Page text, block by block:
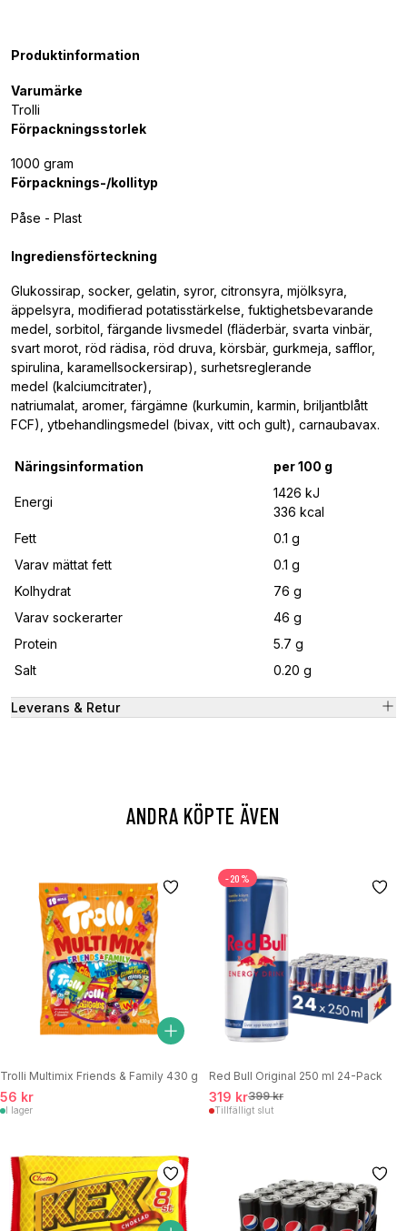
Produktinformation
Varumärke
Trolli
Förpackningsstorlek
1000 gram
Förpacknings-/kollityp
Påse - Plast
Ingrediensförteckning
Glukossirap, socker, gelatin, syror, citronsyra, mjölksyra,
äppelsyra, modifierad potatisstärkelse, fuktighetsbevarande
medel, sorbitol, färgande livsmedel (fläderbär, svarta vinbär,
svart morot, röd rädisa, röd druva, körsbär, gurkmeja, safflor,
spirulina, karamellsockersirap), surhetsreglerande
medel (kalciumcitrater),
natriumalat, aromer, färgämne (kurkumin, karmin, briljantblått
FCF), ytbehandlingsmedel (bivax, vitt och gult), carnaubavax.
Näringsinformation per 100 g
Energi
1426 kJ
336 kcal
Fett
0.1 g
Varav mättat fett
0.1 g
Kolhydrat
76 g
Varav sockerarter
46 g
Protein
5.7 g
Salt
0.20 g
Leverans & Retur
ANDRA KÖPTE ÄVEN
Trolli Multimix Friends & Family 430 g
56 kr
I lager
-20%
Red Bull Original 250 ml 24-Pack
319 kr399 kr
Tillfälligt slut